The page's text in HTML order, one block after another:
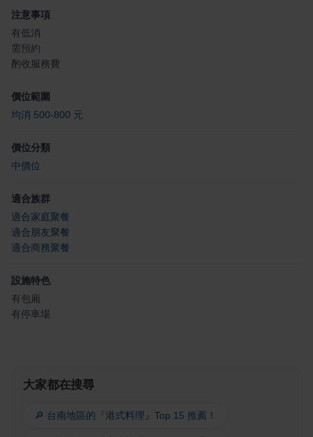
注意事項
有低消
需預約
酌收服務費
價位範圍
均消 500-800 元
價位分類
中價位
適合族群
適合家庭聚餐
適合朋友聚餐
適合商務聚餐
設施特色
有包廂
有停車場
大家都在搜尋
🔎 台南地區的『港式料理』Top 15 推薦！